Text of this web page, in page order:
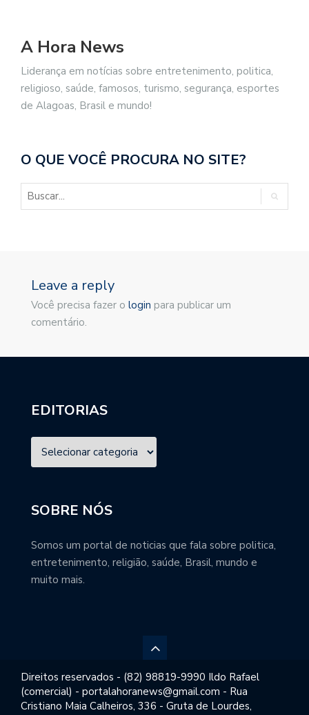
A Hora News
Liderança em notícias sobre entretenimento, politica,
religioso, saúde, famosos, turismo, segurança, esportes
de Alagoas, Brasil e mundo!
O QUE VOCÊ PROCURA NO SITE?
Leave a reply
Você precisa fazer o login para publicar um
comentário.
EDITORIAS
SOBRE NÓS
Somos um portal de noticias que fala sobre politica,
entretenimento, religião, saúde, Brasil, mundo e
muito mais.
Direitos reservados - (82) 98819-9990 Ildo Rafael
(comercial) - portalahoranews@gmail.com - Rua
Cristiano Maia Calheiros, 336 - Gruta de Lourdes,